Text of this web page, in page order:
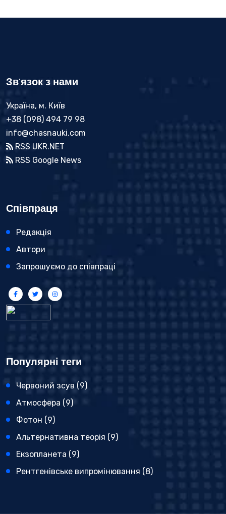
Зв'язок з нами
Україна, м. Київ
+38 (098) 494 79 98
info@chasnauki.com
RSS UKR.NET
RSS Google News
Співпраця
Редакція
Автори
Запрошуємо до співпраці
Популярні теги
Червоний зсув (9)
Атмосфера (9)
Фотон (9)
Альтернативна теорія (9)
Екзопланета (9)
Рентгенівське випромінювання (8)